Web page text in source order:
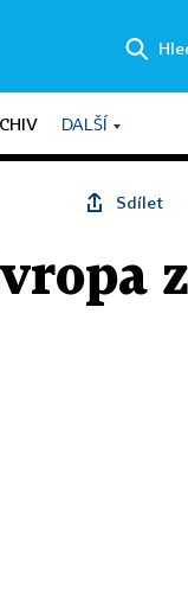
DALŠÍ
Sdílet